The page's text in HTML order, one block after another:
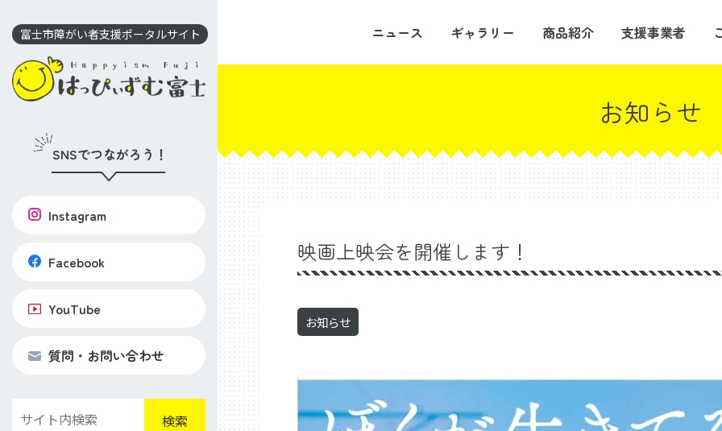
富士市障がい者支援ポータルサイト
SNSでつながろう！
Instagram
Facebook
YouTube
質問・お問い合わせ
検索
ニュース ギャラリー 商品紹介 支援事業者
お知らせ
映画上映会を開催します！
お知らせ